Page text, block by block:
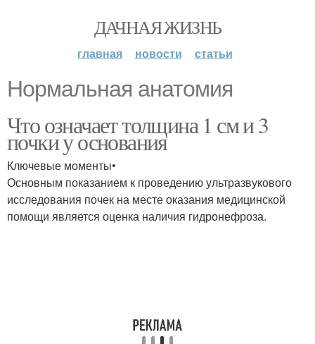
ДАЧНАЯ ЖИЗНЬ
главная новости статьи
Нормальная анатомия
Что означает толщина 1 см и 3
почки у основания
Ключевые моменты•
Основным показанием к проведению ультразвукового
исследования почек на месте оказания медицинской
помощи является оценка наличия гидронефроза.